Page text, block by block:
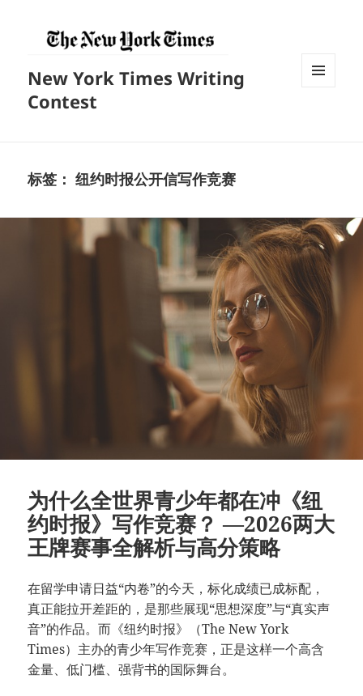
New York Times Writing
Contest
标签：纽约时报公开信写作竞赛
为什么全世界青少年都在冲《纽
约时报》写作竞赛？ —2026两大
王牌赛事全解析与高分策略
在留学申请日益“内卷”的今天，标化成绩已成标配，
真正能拉开差距的，是那些展现“思想深度”与“真实声
音”的作品。而《纽约时报》（The New York
Times）主办的青少年写作竞赛，正是这样一个高含
金量、低门槛、强背书的国际舞台。